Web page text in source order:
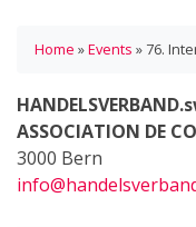
Home »Events » 76.
ASSOCIATION DE
3000 Bern